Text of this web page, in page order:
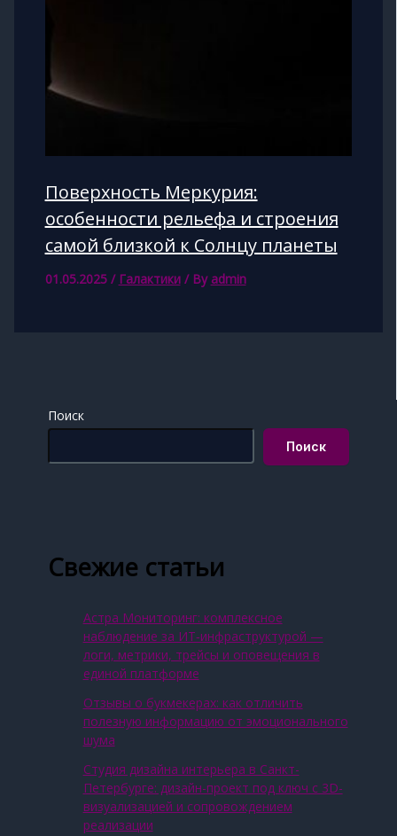
Поверхность Меркурия:
особенности рельефа и строения
самой близкой к Солнцу планеты
01.05.2025 / Галактики/ By admin
Поиск
Поиск
Свежие статьи
Астра Мониторинг: комплексное
наблюдение за ИТ‑инфраструктурой —
логи, метрики, трейсы и оповещения в
единой платформе
Отзывы о букмекерах: как отличить
полезную информацию от эмоционального
шума
Студия дизайна интерьера в Санкт-
Петербурге: дизайн-проект под ключ с 3D-
визуализацией и сопровождением
реализации